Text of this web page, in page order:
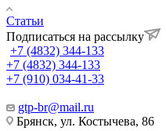
Статьи
Подписаться на рассылку
+7 (4832) 344-133
+7 (4832) 344-133
+7 (910) 034-41-33
gtp-br@mail.ru
Брянск, ул. Костычева, 86